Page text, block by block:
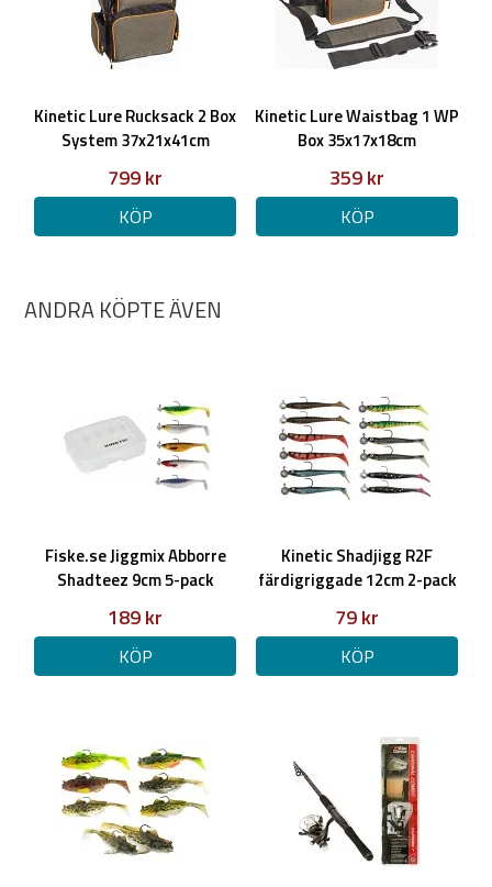
Kinetic Lure Rucksack 2 Box
System 37x21x41cm
799 kr
KÖP
Kinetic Lure Waistbag 1 WP
Box 35x17x18cm
359 kr
KÖP
ANDRA KÖPTE ÄVEN
Fiske.se Jiggmix Abborre
Shadteez 9cm 5-pack
189 kr
KÖP
Kinetic Shadjigg R2F
färdigriggade 12cm 2-pack
79 kr
KÖP